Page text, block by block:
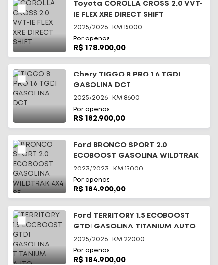
Toyota COROLLA CROSS 2.0 VVT-
IE FLEX XRE DIRECT SHIFT
2025/2026 KM 15000
Por apenas
R$ 178.900,00
Chery TIGGO 8 PRO 1.6 TGDI
GASOLINA DCT
2025/2026 KM 8600
Por apenas
R$ 182.900,00
Ford BRONCO SPORT 2.0
ECOBOOST GASOLINA WILDTRAK
4X4 SE
2023/2023 KM 15000
Por apenas
R$ 184.900,00
Ford TERRITORY 1.5 ECOBOOST
GTDI GASOLINA TITANIUM AUTO
2025/2026 KM 22000
Por apenas
R$ 184.900,00